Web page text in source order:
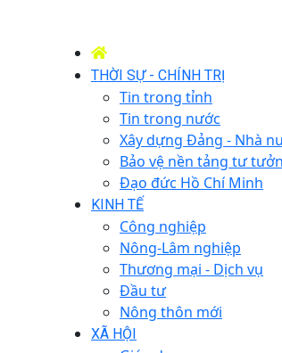
THỜI SỰ - CHÍNH TRỊ
Tin trong tỉnh
Tin trong nước
Xây dựng Đảng - Nhà
Bảo vệ nền tảng tư
Đạo đức Hồ Chí Minh
KINH TẾ
Công nghiệp
Nông-Lâm nghiệp
Thương mại - Dịch vụ
Đầu tư
Nông thôn mới
XÃ HỘI